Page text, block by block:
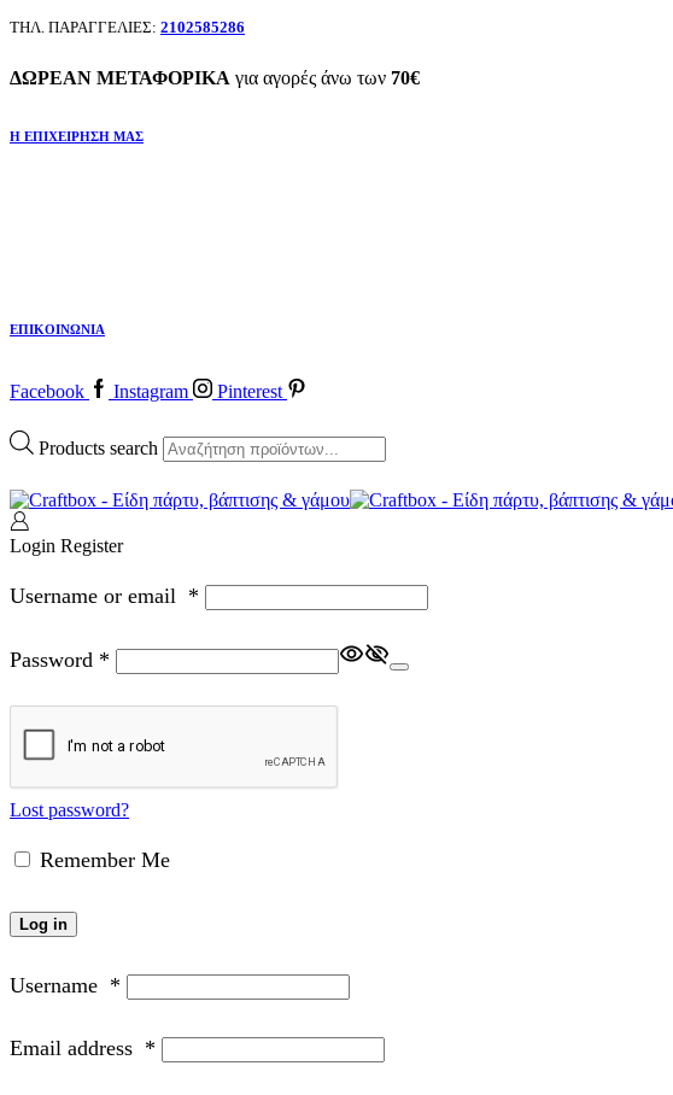
ΤΗΛ. ΠΑΡΑΓΓΕΛΙΕΣ: 2102585286
ΔΩΡΕΑΝ ΜΕΤΑΦΟΡΙΚΑ για αγορές άνω των 70€
Η ΕΠΙΧΕΙΡΗΣΗ ΜΑΣ
ΕΠΙΚΟΙΝΩΝΙΑ
Facebook Instagram Pinterest
Products search
Login Register
Username or email *
Password *
Lost password?
Remember Me
Log in
Username *
Email address *